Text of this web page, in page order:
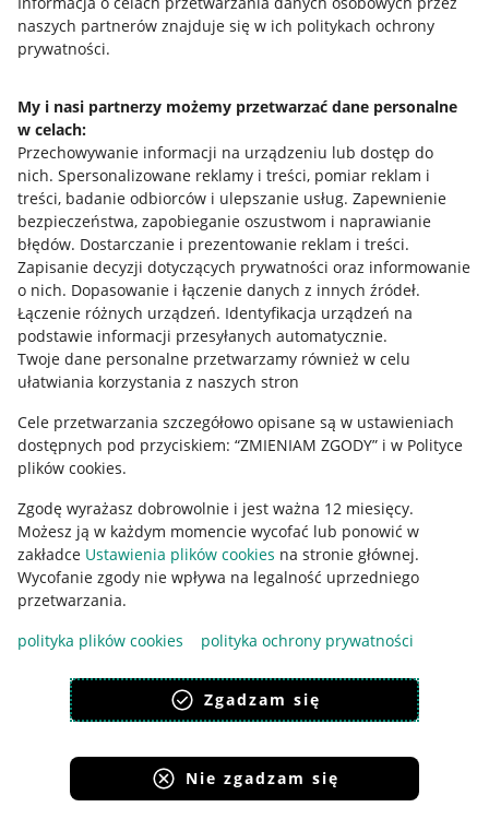
naszych partnerów znajduje się w ich politykach ochrony
prywatności.
My i nasi partnerzy możemy przetwarzać dane personalne
w celach:
Przechowywanie informacji na urządzeniu lub dostęp do
nich. Spersonalizowane reklamy i treści, pomiar reklam i
treści, badanie odbiorców i ulepszanie usług. Zapewnienie
bezpieczeństwa, zapobieganie oszustwom i naprawianie
błędów. Dostarczanie i prezentowanie reklam i treści.
Zapisanie decyzji dotyczących prywatności oraz informowanie
o nich. Dopasowanie i łączenie danych z innych źródeł.
Łączenie różnych urządzeń. Identyfikacja urządzeń na
podstawie informacji przesyłanych automatycznie.
Twoje dane personalne przetwarzamy również w celu
ułatwiania korzystania z naszych stron
Cele przetwarzania szczegółowo opisane są w ustawieniach
dostępnych pod przyciskiem: “ZMIENIAM ZGODY” i w Polityce
plików cookies.
Zgodę wyrażasz dobrowolnie i jest ważna 12 miesięcy.
Możesz ją w każdym momencie wycofać lub ponowić w
zakładce Ustawienia plików cookies na stronie głównej.
Wycofanie zgody nie wpływa na legalność uprzedniego
przetwarzania.
polityka plików cookies
polityka ochrony prywatności
Zgadzam się
Nie zgadzam się
Jak to działa
Allegro Gadane dla sprzedających
Allegro Gadane dla kupujących
Mapa miejscowości
Informacje prawne
Regulamin
Polityka plików "cookies"
Ustawienia plików "cookies"
Udostępnianie lokalizacji
Informacje dla Aktu o Usługach Cyfrowych
Pobierz aplikację
Korzystanie z serwisu oznacza akceptacjęregulaminu